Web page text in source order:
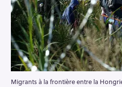
Migrants à la frontière entre la